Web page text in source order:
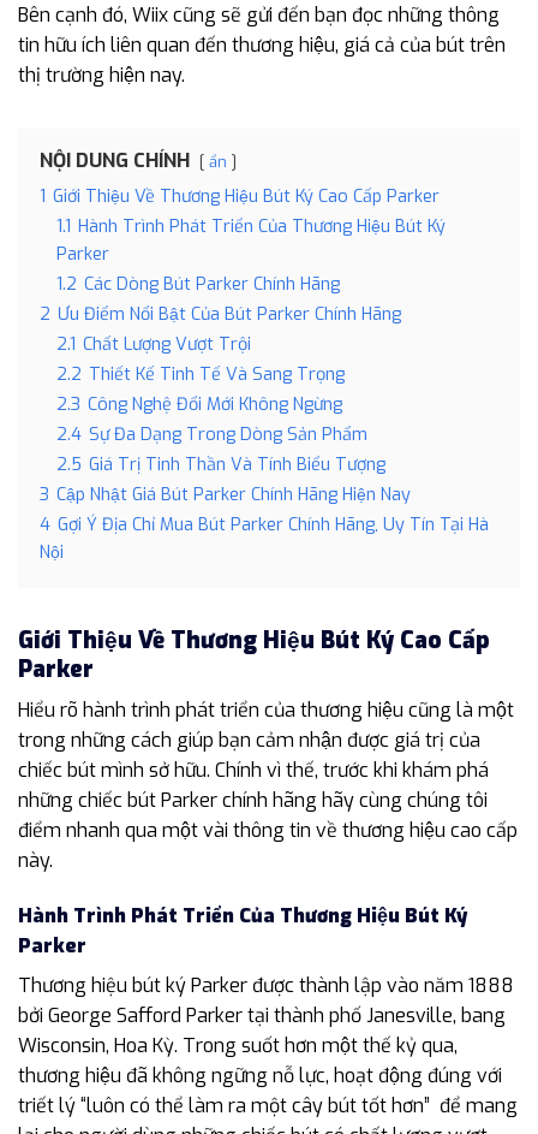
Bên cạnh đó, Wiix cũng sẽ gửi đến bạn đọc những thông
tin hữu ích liên quan đến thương hiệu, giá cả của bút trên
thị trường hiện nay.
NỘI DUNG CHÍNH ẩn
1 Giới Thiệu Về Thương Hiệu Bút Ký Cao Cấp Parker
1.1 Hành Trình Phát Triển Của Thương Hiệu Bút Ký
Parker
1.2 Các Dòng Bút Parker Chính Hãng
2 Ưu Điểm Nổi Bật Của Bút Parker Chính Hãng
2.1 Chất Lượng Vượt Trội
2.2 Thiết Kế Tinh Tế Và Sang Trọng
2.3 Công Nghệ Đổi Mới Không Ngừng
2.4 Sự Đa Dạng Trong Dòng Sản Phẩm
2.5 Giá Trị Tinh Thần Và Tính Biểu Tượng
3 Cập Nhật Giá Bút Parker Chính Hãng Hiện Nay
4 Gợi Ý Địa Chỉ Mua Bút Parker Chính Hãng, Uy Tín Tại Hà
Nội
Giới Thiệu Về Thương Hiệu Bút Ký Cao Cấp
Parker
Hiểu rõ hành trình phát triển của thương hiệu cũng là một
trong những cách giúp bạn cảm nhận được giá trị của
chiếc bút mình sở hữu. Chính vì thế, trước khi khám phá
những chiếc bút Parker chính hãng hãy cùng chúng tôi
điểm nhanh qua một vài thông tin về thương hiệu cao cấp
này.
Hành Trình Phát Triển Của Thương Hiệu Bút Ký
Parker
Thương hiệu bút ký Parker được thành lập vào năm 1888
bởi George Safford Parker tại thành phố Janesville, bang
Wisconsin, Hoa Kỳ. Trong suốt hơn một thế kỷ qua,
thương hiệu đã không ngững nỗ lực, hoạt động đúng với
triết lý “luôn có thể làm ra một cây bút tốt hơn” để mang